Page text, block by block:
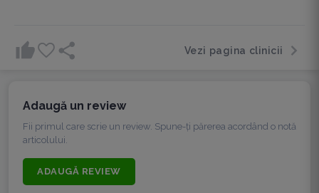
Vezi pagina clinicii
Adaugă un review
Fii primul care scrie un review. Spune-ți părerea acordând o notă
articolului.
ADAUGĂ REVIEW